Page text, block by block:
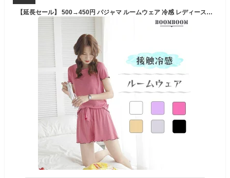
【延長セール】 500→450円 パジャマ ルームウェア 冷感 レディース 半袖 夏 薄め FREE フリーサイズ 上下セット セットアップ 冷感パジャマルームウェア アイスシルク アイス素材 アイスパジャマ 夏用パジャマ 涼しい 無地 通気性 かわいい